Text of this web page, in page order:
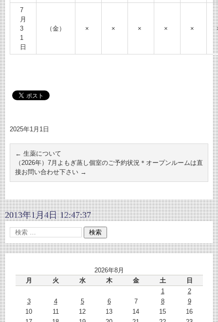
7
月
3
1
日
（金） × × × × ×
2025年1月1日
← 生薬について
（2026年）7月よもぎ蒸し個室のご予約状況＊オープンルームは直
接お問い合わせ下さい →
2013年1月4日 12:47:37
2026年8月
月
火 水 木 金 土
日
1
2
3
4 5 6 7 8
9
10
11 12 13 14 15
16